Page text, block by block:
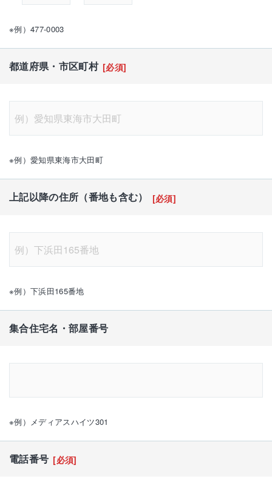
※例）477-0003
都道府県・市区町村 [必須]
※例）愛知県東海市大田町
上記以降の住所（番地も含む） [必須]
※例）下浜田165番地
集合住宅名・部屋番号
※例）メディアスハイツ301
電話番号 [必須]